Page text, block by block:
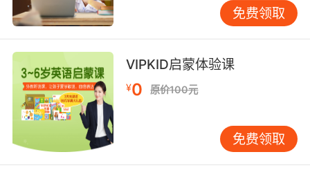
8. With sacred and arcane metallurgy and
alchemy, we shall craft a tool of immense
power, one that will reveal your fundamental
nature, even as it unlocks your fullest
potential.
用神圣而神秘的冶金和炼金术 我们将制造出一种
强大的工具 它将揭示你的本质 甚至能释放 你最
大的潜力
免费领取
VIPKID启蒙体验课
¥0 原价100元
免费领取